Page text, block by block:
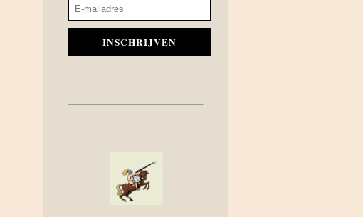
INSCHRIJVEN